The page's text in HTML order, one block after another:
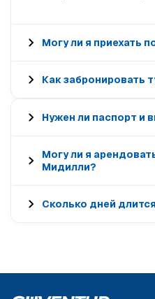
Могу ли я приехать
Как забронировать
Нужен ли паспорт и
Могу ли я
Мидилли?
Сколько дней